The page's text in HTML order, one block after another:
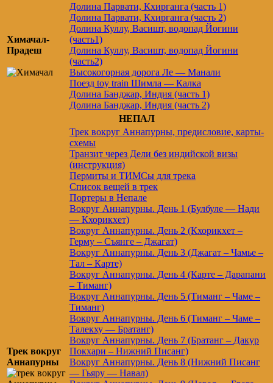
Химачал-
Прадеш
Долина Парвати, Кхирганга (часть 1)
Долина Парвати, Кхирганга (часть 2)
Долина Куллу, Васишт, водопад Йогини
(часть1)
Долина Куллу, Васишт, водопад Йогини
(часть2)
Высокогорная дорога Ле — Манали
Поезд toy train Шимла — Калка
Долина Банджар, Индия (часть 1)
Долина Банджар, Индия (часть 2)
НЕПАЛ
Трек вокруг
Аннапурны
Трек вокруг Аннапурны, предисловие, карты-
схемы
Транзит через Дели без индийской визы
(инструкция)
Пермиты и ТИМСы для трека
Список вещей в трек
Портеры в Непале
Вокруг Аннапурны. День 1 (Булбуле — Нади
— Кхорикхет)
Вокруг Аннапурны. День 2 (Кхорикхет –
Герму – Съянге – Джагат)
Вокруг Аннапурны. День 3 (Джагат – Чамье –
Тал – Карте)
Вокруг Аннапурны. День 4 (Карте – Дарапани
– Тиманг)
Вокруг Аннапурны. День 5 (Тиманг – Чаме –
Тиманг)
Вокруг Аннапурны. День 6 (Тиманг – Чаме –
Талекху — Братанг)
Вокруг Аннапурны. День 7 (Братанг – Дакур
Покхари – Нижний Писанг)
Вокруг Аннапурны. День 8 (Нижний Писанг
— Гьяру — Навал)